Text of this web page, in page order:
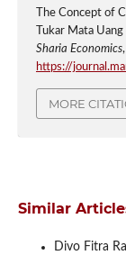
The Concept of
Tukar Mata
Sharia Economics,
https://
MORE
Similar
Divo Fitra